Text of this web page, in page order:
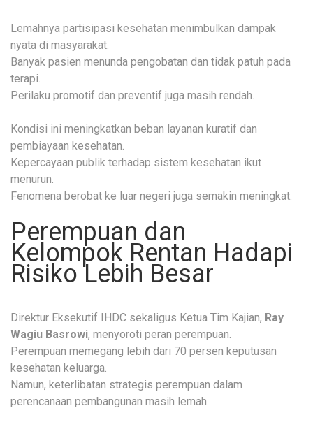
Lemahnya partisipasi kesehatan menimbulkan dampak
nyata di masyarakat.
Banyak pasien menunda pengobatan dan tidak patuh pada
terapi.
Perilaku promotif dan preventif juga masih rendah.
Kondisi ini meningkatkan beban layanan kuratif dan
pembiayaan kesehatan.
Kepercayaan publik terhadap sistem kesehatan ikut
menurun.
Fenomena berobat ke luar negeri juga semakin meningkat.
Perempuan dan
Kelompok Rentan Hadapi
Risiko Lebih Besar
Direktur Eksekutif IHDC sekaligus Ketua Tim Kajian, Ray
Wagiu Basrowi, menyoroti peran perempuan.
Perempuan memegang lebih dari 70 persen keputusan
kesehatan keluarga.
Namun, keterlibatan strategis perempuan dalam
perencanaan pembangunan masih lemah.